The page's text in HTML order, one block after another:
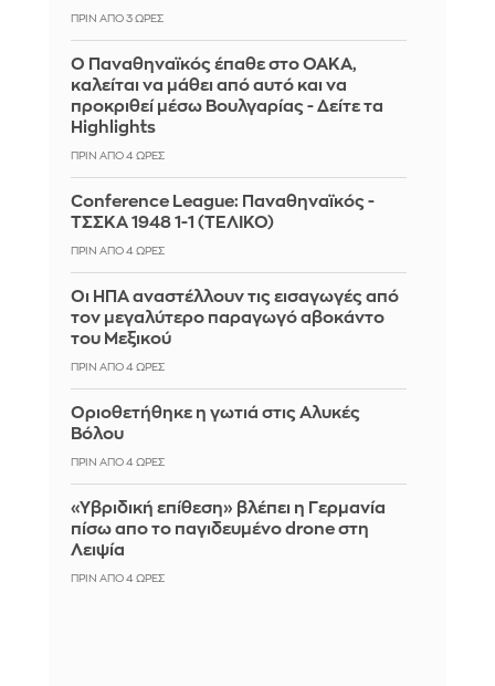
ΠΡΙΝ ΑΠΌ 3 ΏΡΕΣ
Ο Παναθηναϊκός έπαθε στο ΟΑΚΑ,
καλείται να μάθει από αυτό και να
προκριθεί μέσω Βουλγαρίας - Δείτε τα
Highlights
ΠΡΙΝ ΑΠΌ 4 ΏΡΕΣ
Conference League: Παναθηναϊκός -
ΤΣΣΚΑ 1948 1-1 (ΤΕΛΙΚΟ)
ΠΡΙΝ ΑΠΌ 4 ΏΡΕΣ
Οι ΗΠΑ αναστέλλουν τις εισαγωγές από
τον μεγαλύτερο παραγωγό αβοκάντο
του Μεξικού
ΠΡΙΝ ΑΠΌ 4 ΏΡΕΣ
Οριοθετήθηκε η γωτιά στις Αλυκές
Βόλου
ΠΡΙΝ ΑΠΌ 4 ΏΡΕΣ
«Υβριδική επίθεση» βλέπει η Γερμανία
πίσω απο το παγιδευμένο drone στη
Λειψία
ΠΡΙΝ ΑΠΌ 4 ΏΡΕΣ